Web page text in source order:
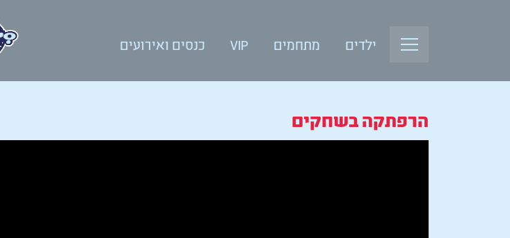
ילדים מתחמים VIP כנסים ואירועים
הרפתקה בשחקים